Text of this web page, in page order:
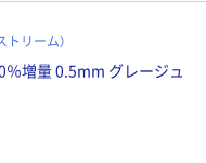
トリーム）
増量 0.5mm グレージュ